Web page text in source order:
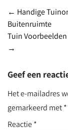
← Handige
Buitenruimte
Tuin
→
Geef een
Het e-mailadres
gemarkeerd met*
Reactie*